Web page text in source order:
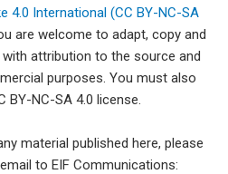
4.0 International (CC BY-NC-SA
are welcome to adapt, copy and
attribution to the source and
purposes. You must also
BY-NC-SA 4.0 license.
material published here, please
to EIF Communications: